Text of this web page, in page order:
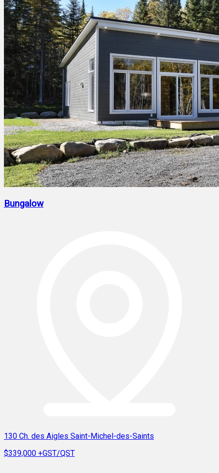
Bungalow
130 Ch. des Aigles Saint-Michel-des-Saints
$339,000 +GST/QST